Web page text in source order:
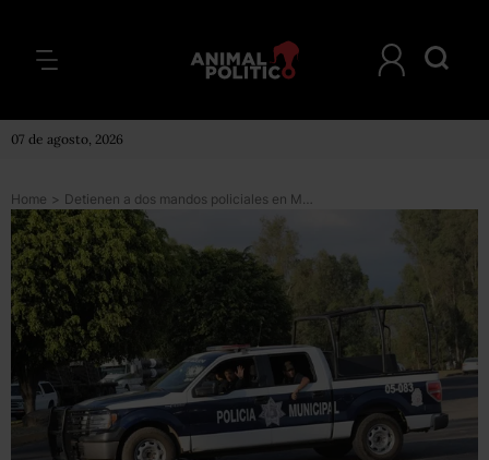
07 de agosto, 2026
Home > Detienen a dos mandos policiales en Michoacán